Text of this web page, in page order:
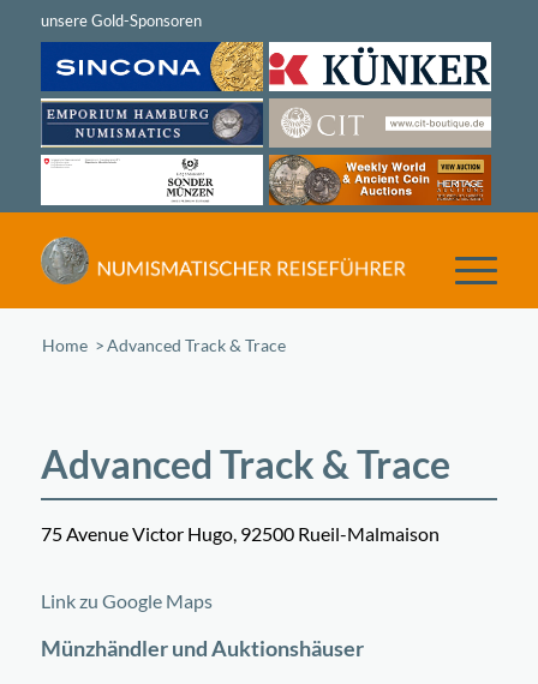
Home /Advanced Track & Trace
Advanced Track & Trace
75 Avenue Victor Hugo, 92500 Rueil-Malmaison
+
Link zu Google Maps
Münzhändler und Auktionshäuser